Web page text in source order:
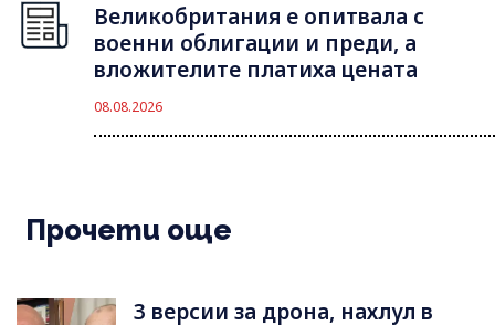
Великобритания е опитвала с
военни облигации и преди, а
вложителите платиха цената
08.08.2026
Прочети още
3 версии за дрона, нахлул в